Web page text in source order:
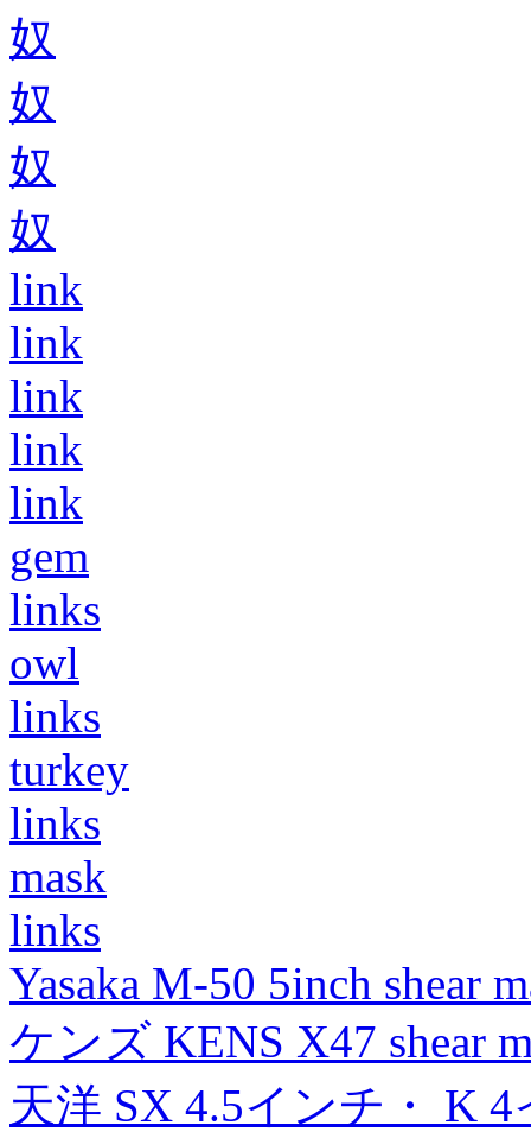
奴
奴
奴
奴
link
link
link
link
link
gem
links
owl
links
turkey
links
mask
links
Yasaka M-50 5inch shear
ケンズ KENS X47 shear
天洋 SX 4.5インチ・ K